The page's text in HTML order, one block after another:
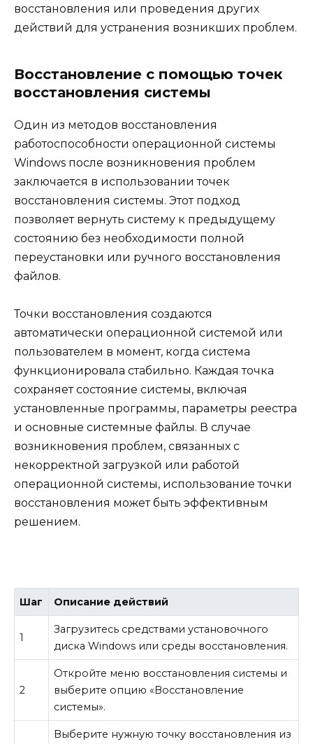
восстановления или проведения других
действий для устранения возникших проблем.
Восстановление с помощью точек
восстановления системы
Один из методов восстановления
работоспособности операционной системы
Windows после возникновения проблем
заключается в использовании точек
восстановления системы. Этот подход
позволяет вернуть систему к предыдущему
состоянию без необходимости полной
переустановки или ручного восстановления
файлов.
Точки восстановления создаются
автоматически операционной системой или
пользователем в момент, когда система
функционировала стабильно. Каждая точка
сохраняет состояние системы, включая
установленные программы, параметры реестра
и основные системные файлы. В случае
возникновения проблем, связанных с
некорректной загрузкой или работой
операционной системы, использование точки
восстановления может быть эффективным
решением.
Шаг Описание действий
1
Загрузитесь средствами установочного
диска Windows или среды восстановления.
2
Откройте меню восстановления системы и
выберите опцию «Восстановление
системы».
Выберите нужную точку восстановления из